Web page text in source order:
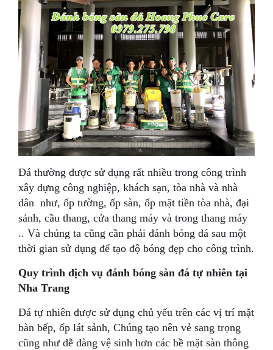
Đá thường được sử dụng rất nhiều trong công trình
xây dựng công nghiệp, khách sạn, tòa nhà và nhà
dân như, ốp tường, ốp sàn, ốp mặt tiền tòa nhà, đại
sảnh, cầu thang, cửa thang máy và trong thang máy
.. Và chúng ta cũng cần phải đánh bóng đá sau một
thời gian sử dụng để tạo độ bóng đẹp cho công trình.
Quy trình dịch vụ đánh bóng sàn đá tự nhiên tại
Nha Trang
Đá tự nhiên được sử dụng chủ yếu trên các vị trí mặt
bàn bếp, ốp lát sảnh, Chúng tạo nên vẻ sang trọng
cũng như dễ dàng vệ sinh hơn các bề mặt sàn thông